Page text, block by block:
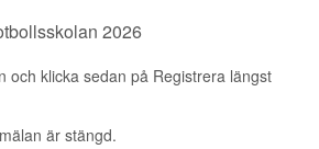
2026
och klicka sedan på Registrera längst
är stängd.